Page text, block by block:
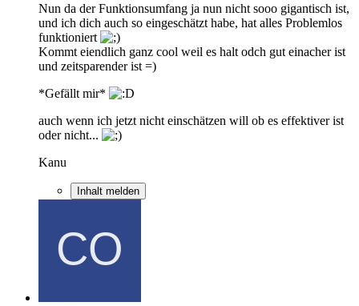
Nun da der Funktionsumfang ja nun nicht sooo gigantisch ist,
und ich dich auch so eingeschätzt habe, hat alles Problemlos
funktioniert
Kommt eiendlich ganz cool weil es halt odch gut einacher ist
und zeitsparender ist =)
*Gefällt mir*
auch wenn ich jetzt nicht einschätzen will ob es effektiver ist
oder nicht...
Kanu
Inhalt melden